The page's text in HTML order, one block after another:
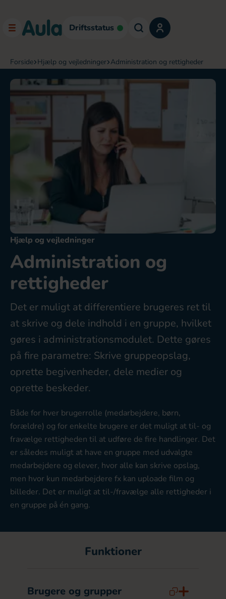
Driftsstatus
forside hjælp og vejledninger administration og rettigheder
Hjælp og vejledninger
Administration og
rettigheder
Det er muligt at differentiere brugeres ret til
at skrive og dele indhold i en gruppe, hvilket
gøres i administrationsmodulet. Dette gøres
på fire parametre: Skrive gruppeopslag,
oprette begivenheder, dele medier og
oprette beskeder.
Både for hver brugerrolle (medarbejdere, børn,
forældre) og for enkelte brugere er det muligt at til- og
fravælge rettigheden til at udføre de fire handlinger. Det
er således muligt at have en gruppe med udvalgte
medarbejdere og elever, hvor alle kan skrive opslag,
men hvor kun medarbejdere fx kan uploade film og
billeder. Det er muligt at til-/fravælge alle rettigheder i
en gruppe på én gang.
Funktioner
Brugere og grupper